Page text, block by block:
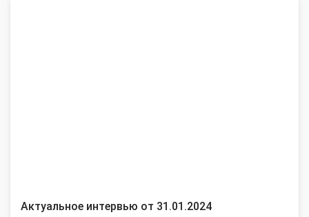
Актуальное интервью от 31.01.2024